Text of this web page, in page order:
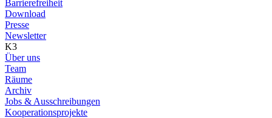
Barrierefreiheit
Download
Presse
Newsletter
K3
Über uns
Team
Räume
Archiv
Jobs & Ausschreibungen
Kooperationsprojekte